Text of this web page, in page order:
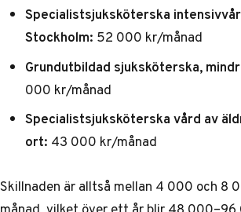
Specialistsjuksköterska
Stockholm: 52 000 kr/månad
Grundutbildad sjuksköterska,
000 kr/månad
Specialistsjuksköterska vård av
ort: 43 000 kr/månad
Skillnaden är alltså mellan 4 000 och 8